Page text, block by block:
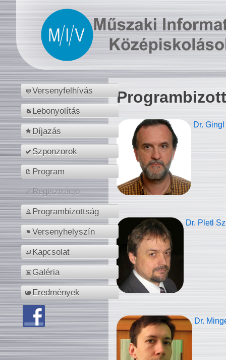
Versenyfelhívás
Lebonyolítás
Díjazás
Szponzorok
Program
Regisztráció
Programbizottság
Versenyhelyszín
Kapcsolat
Galéria
Eredmények
Dr.
Dr. Pletl
Dr.